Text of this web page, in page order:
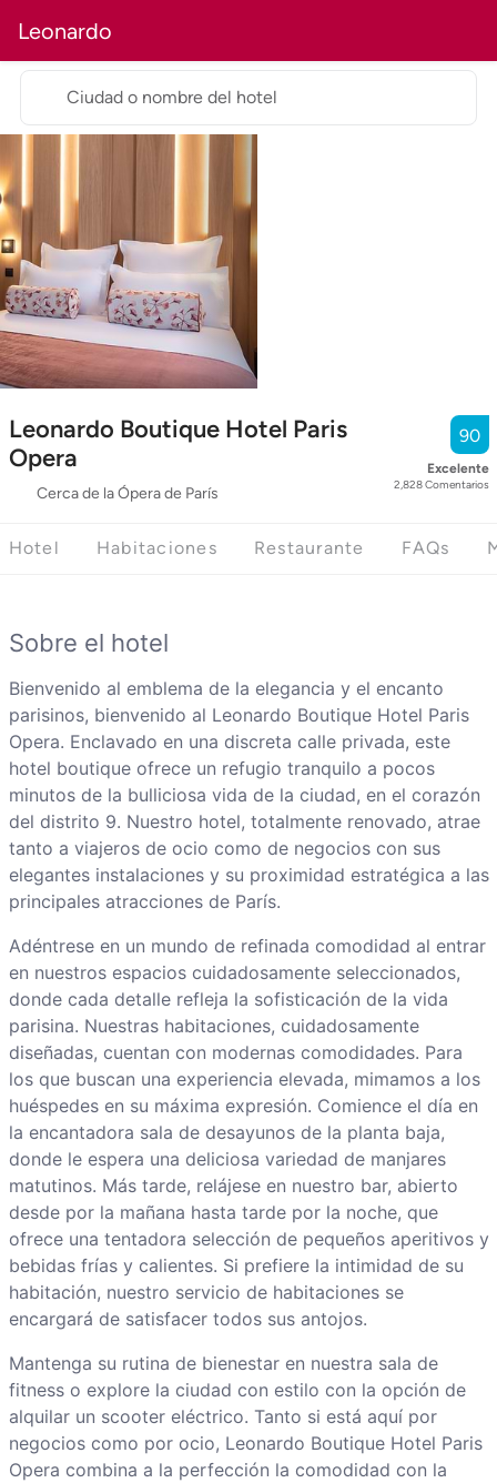
Leonardo
Leonardo Boutique Hotel Paris
Opera
Cerca de la Ópera de París
90
Excelente
2,828Comentarios
Ciudad o nombre del hotel
Hotel Habitaciones Restaurante FAQs
Sobre el hotel
Bienvenido al emblema de la elegancia y el encanto
parisinos, bienvenido al Leonardo Boutique Hotel Paris
Opera. Enclavado en una discreta calle privada, este
hotel boutique ofrece un refugio tranquilo a pocos
minutos de la bulliciosa vida de la ciudad, en el corazón
del distrito 9. Nuestro hotel, totalmente renovado, atrae
tanto a viajeros de ocio como de negocios con sus
elegantes instalaciones y su proximidad estratégica a las
principales atracciones de París.
Adéntrese en un mundo de refinada comodidad al entrar
en nuestros espacios cuidadosamente seleccionados,
donde cada detalle refleja la sofisticación de la vida
parisina. Nuestras habitaciones, cuidadosamente
diseñadas, cuentan con modernas comodidades. Para
los que buscan una experiencia elevada, mimamos a los
huéspedes en su máxima expresión. Comience el día en
la encantadora sala de desayunos de la planta baja,
donde le espera una deliciosa variedad de manjares
matutinos. Más tarde, relájese en nuestro bar, abierto
desde por la mañana hasta tarde por la noche, que
ofrece una tentadora selección de pequeños aperitivos y
bebidas frías y calientes. Si prefiere la intimidad de su
habitación, nuestro servicio de habitaciones se
encargará de satisfacer todos sus antojos.
Mantenga su rutina de bienestar en nuestra sala de
fitness o explore la ciudad con estilo con la opción de
alquilar un scooter eléctrico. Tanto si está aquí por
negocios como por ocio, Leonardo Boutique Hotel Paris
Opera combina a la perfección la comodidad con la